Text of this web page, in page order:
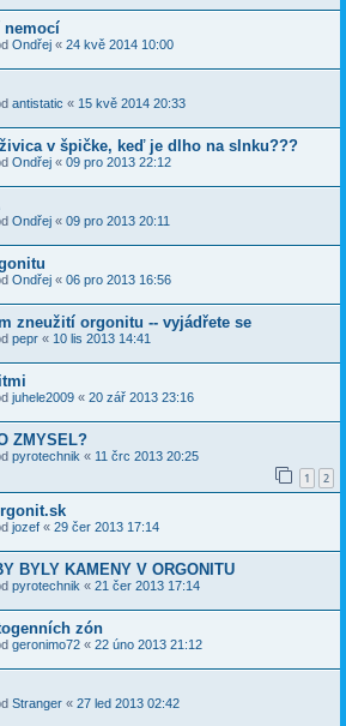
nemocí
Ondřej « 24 kvě 2014 10:00
antistatic « 15 kvě 2014 20:33
v špičke, keď je dlho na slnku???
Ondřej « 09 pro 2013 22:12
Ondřej « 09 pro 2013 20:11
Ondřej « 06 pro 2013 16:56
zneužití orgonitu -- vyjádřete se
pepr « 10 lis 2013 14:41
juhele2009 « 20 zář 2013 23:16
ZMYSEL?
pyrotechnik « 11 črc 2013 20:25
1 2
jozef « 29 čer 2013 17:14
BYLY KAMENY V ORGONITU
pyrotechnik « 21 čer 2013 17:14
zón
geronimo72 « 22 úno 2013 21:12
Stranger « 27 led 2013 02:42